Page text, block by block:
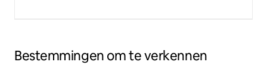
Bestemmingen om te verkennen